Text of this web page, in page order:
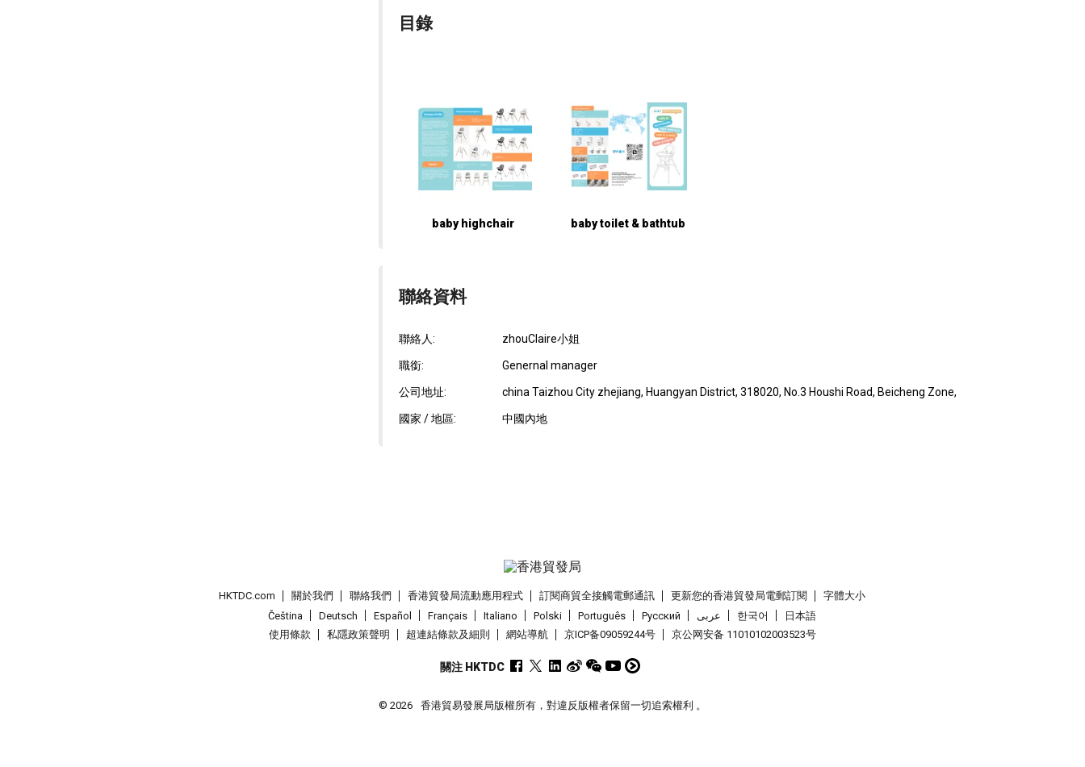
目錄
baby highchair baby toilet & bathtub
聯絡資料
聯絡人: zhouClaire小姐
職銜: Genernal manager
公司地址: china Taizhou City zhejiang, Huangyan District, 318020, No.3 Houshi Road, Beicheng Zone,
國家 / 地區: 中國內地
HKTDC.com 關於我們 聯絡我們 香港貿發局流動應用程式 訂閱商貿全接觸電郵通訊 更新您的香港貿發局電郵訂閱
字體大小
Čeština
Deutsch Español Français Italiano Polski Português Pусский عربى 한국어
日本語
使用條款
私隱政策聲明 超連結條款及細則 網站導航 京ICP备09059244号 京公网安备 11010102003523号
關注 HKTDC
© 2026 香港貿易發展局版權所有，對違反版權者保留一切追索權利 。